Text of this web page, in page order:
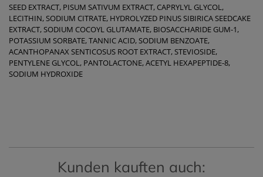
SEED EXTRACT, PISUM SATIVUM EXTRACT, CAPRYLYL GLYCOL,
LECITHIN, SODIUM CITRATE, HYDROLYZED PINUS SIBIRICA SEEDCAKE
EXTRACT, SODIUM COCOYL GLUTAMATE, BIOSACCHARIDE GUM-1,
POTASSIUM SORBATE, TANNIC ACID, SODIUM BENZOATE,
ACANTHOPANAX SENTICOSUS ROOT EXTRACT, STEVIOSIDE,
PENTYLENE GLYCOL, PANTOLACTONE, ACETYL HEXAPEPTIDE-8,
SODIUM HYDROXIDE
Kunden kauften auch: